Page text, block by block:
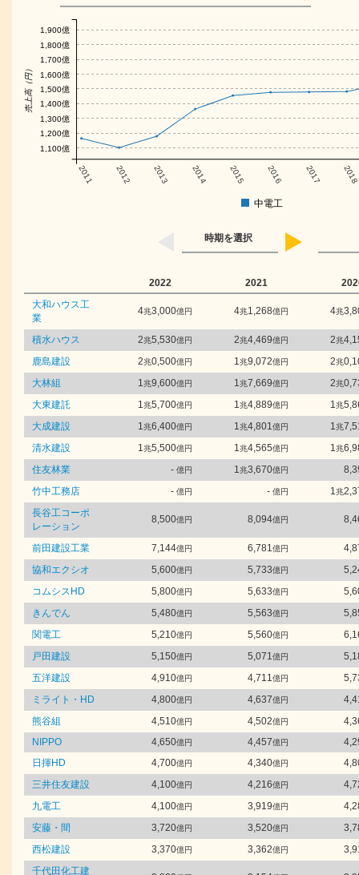
2011 2012 2013 2014 2015 2016 2017 2018
売上高（円）
1,100億
1,200億
1,300億
1,400億
1,500億
1,600億
1,700億
1,800億
1,900億
中電工
時期を選択
2022 2021
大和ハウス工
業
4兆3,000億円 4兆1,268億円 4兆
積水ハウス 2兆5,530億円 2兆4,469億円 2兆
鹿島建設
2兆0,500億円 1兆9,072億円 2兆
大林組
1兆9,600億円 1兆7,669億円 2兆
大東建託
1兆5,700億円 1兆4,889億円 1兆
大成建設
1兆6,400億円 1兆4,801億円 1兆
清水建設
1兆5,500億円 1兆4,565億円 1兆
住友林業
- 億円 1兆3,670億円
竹中工務店
- 億円 - 億円 1兆
長谷工コーポ
レーション
8,500億円 8,094億円
前田建設工業 7,144億円 6,781億円
協和エクシオ
5,600億円 5,733億円
コムシスHD
5,800億円 5,633億円
きんでん
5,480億円 5,563億円
関電工
5,210億円 5,560億円
戸田建設
5,150億円 5,071億円
五洋建設
4,910億円 4,711億円
ミライト・HD
4,800億円 4,637億円
熊谷組
4,510億円 4,502億円
NIPPO
4,650億円 4,457億円
日揮HD
4,700億円 4,340億円
三井住友建設
4,100億円 4,216億円
九電工
4,100億円 3,919億円
安藤・間
3,720億円 3,520億円
西松建設
3,370億円 3,362億円
千代田化工建